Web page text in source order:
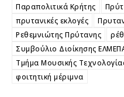
Παραπολιτικά Κρήτης
πρυτανικές εκλογές
Ρεθεμνιώτης Πρύτανης
Συμβούλιο Διοίκησης
Τμήμα Μουσικής
φοιτητική μέριμνα